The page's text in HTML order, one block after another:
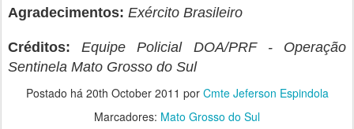
Agradecimentos: Exército Brasileiro
Créditos:
Equipe Policial DOA/PRF - Operação
Sentinela Mato Grosso do Sul
Postado há 20th October 2011 por Cmte Jeferson Espindola
Marcadores: Mato Grosso do Sul